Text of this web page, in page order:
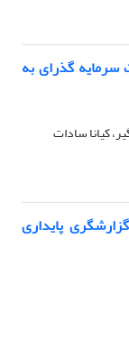
گذرای به
کیانا سادات
پایداری